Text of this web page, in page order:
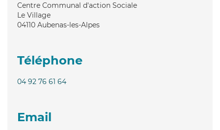
Centre Communal d'action Sociale
Le Village
04110 Aubenas-les-Alpes
Téléphone
04 92 76 61 64
Email